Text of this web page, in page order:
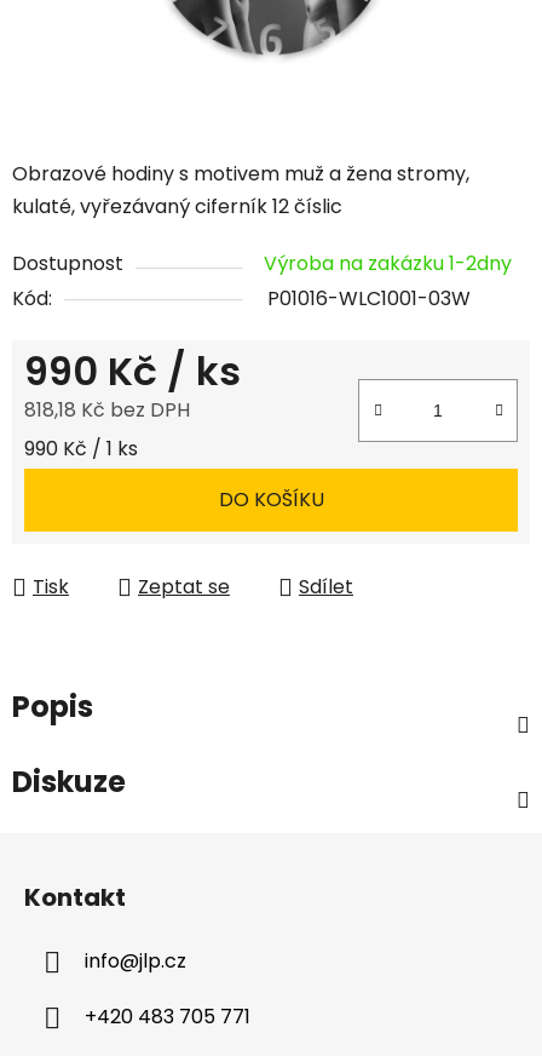
Obrazové hodiny s motivem muž a žena stromy,
kulaté, vyřezávaný ciferník 12 číslic
Dostupnost
Výroba na zakázku 1-2dny
Kód:
P01016-WLC1001-03W
990 Kč / ks
818,18 Kč bez DPH
Měrná cena:
990 Kč / 1 ks
DO KOŠÍKU
Tisk Zeptat se Sdílet
Popis
Diskuze
Kontakt
info@jlp.cz
+420 483 705 771